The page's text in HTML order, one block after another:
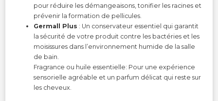
pour réduire les démangeaisons, tonifier les racines et
prévenir la formation de pellicules.
Germall Plus : Un conservateur essentiel qui garantit
la sécurité de votre produit contre les bactéries et les
moisissures dans l’environnement humide de la salle
de bain.
Fragrance ou huile essentielle: Pour une expérience
sensorielle agréable et un parfum délicat qui reste sur
les cheveux.